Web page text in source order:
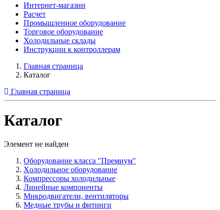
Интернет-магазин
Расчет
Промышленное оборудование
Торговое оборудование
Холодильные склады
Инструкции к контроллерам
Главная страница
Каталог
Главная страница
Каталог
Элемент не найден
Оборудование класса "Премиум"
Xолодильное оборудование
Компрессоры холодильные
Линейные компоненты
Микродвигатели, вентиляторы
Медные трубы и фитинги